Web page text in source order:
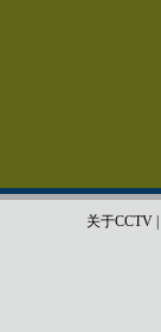
关于CCTV|